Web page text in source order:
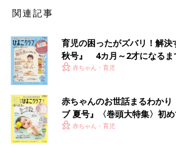
す！ 限定公開その１は「
（？）」。直子流しつ
御手洗直子
Profile pixivで大人気。累計閲覧数1100万
エッセイスト。なんでそんなにネタ満載人
人。既刊に「31歳BLマンガ家が婚活する
ームプログラマーが婚活するとこうなる」
女子になると、人生こうなる！～底～」（
が止まらない育児日記」「さらにつっこ
記」（ベネッセコーポレーション）など
数話限定公開中。
御手洗直子twitter：
関連記事
育児の困ったがズバリ！解
秋号』 4カ月～2才になるま
いっぱい！
赤ちゃん・育児
赤ちゃんのお世話まるわか
ブ 夏号』〈巻頭大特集〉初
く！ おっぱい・ミルクの基本
赤ちゃん・育児